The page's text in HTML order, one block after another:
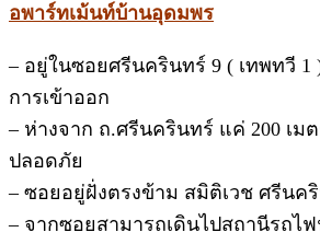
อพาร์ทเม้นท์บ้านอุดมพร
– อยู่ในซอยศรีนครินทร์ 9 ( เทพทวี 1
การเข้าออก
– ห่างจาก ถ.ศรีนครินทร์ แค่ 200 เม
ปลอดภัย
– ซอยอยู่ฝั่งตรงข้าม สมิติเวช ศรีนค
– จากซอยสามารถเดินไปสถานีรถไ